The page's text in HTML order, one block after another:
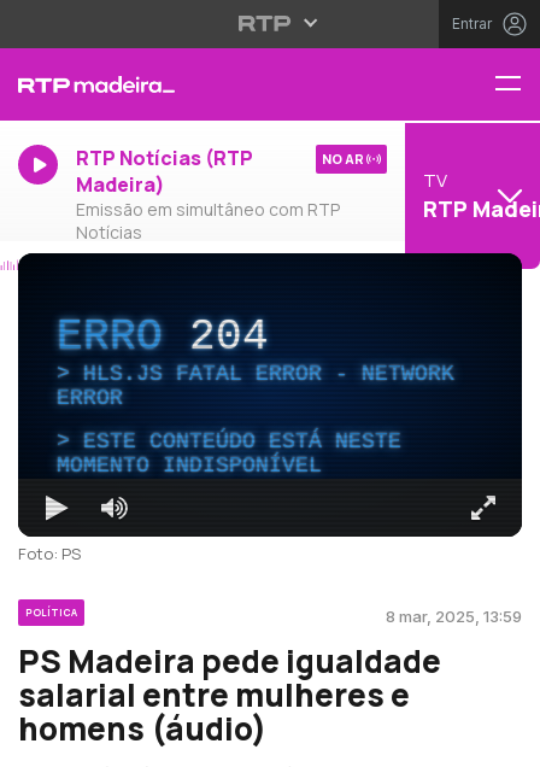
Entrar
RTP Notícias (RTP
Madeira)
Emissão em simultâneo com RTP
Notícias
NO AR
TV
RTP
ERRO204
HLS.JS FATAL ERROR - NETWORK
ERROR
ESTE CONTEÚDO ESTÁ NESTE
MOMENTO INDISPONÍVEL
Foto: PS
POLÍTICA 8 mar, 2025, 13:59
PS Madeira pede igualdade
salarial entre mulheres e
homens (áudio)